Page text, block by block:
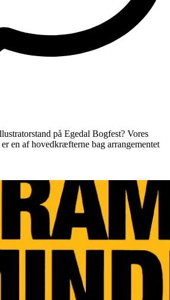
på Egedal Bogfest? Vores
en af hovedkræfterne bag arrangementet